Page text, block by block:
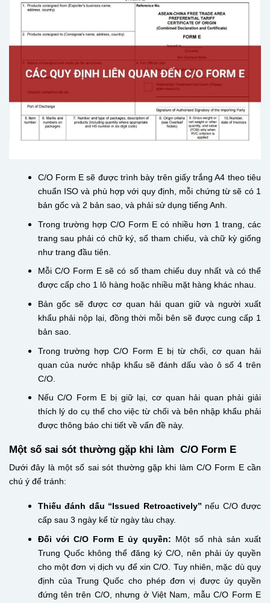
C/O Form E sẽ được trình bày trên giấy trắng A4 theo tiêu
chuẩn ISO và phù hợp với quy định, mỗi chứng từ sẽ có 1
bản gốc và 2 bản sao, và phải sử dụng tiếng Anh.
Trong trường hợp C/O Form E có nhiều hơn 1 trang, các
trang sau phải có chữ ký, số tham chiếu, và chữ kỳ giống
như trang đầu tiên.
Mỗi C/O Form E sẽ có số tham chiếu duy nhất và có thể
được cấp cho 1 lô hàng hoặc nhiều mặt hàng khác nhau.
Bản gốc sẽ được cơ quan hải quan giữ và người xuất
khẩu phải nộp lại, đồng thời mỗi bên sẽ được cung cấp 1
bản sao.
Trong trường hợp C/O Form E bị từ chối, cơ quan hải
quan của nước nhập khẩu sẽ đánh dấu vào ô số 4 trên
C/O.
Nếu C/O Form E bị giữ lại, cơ quan hải quan phải giải
thích lý do cụ thể cho việc từ chối và bên nhập khẩu phải
được thông báo chi tiết về vấn đề này.
Một số sai sót thường gặp khi làm C/O Form E
Dưới đây là một số sai sót thường gặp khi làm C/O Form E cần
chú ý để tránh:
Thiếu đánh dấu “Issued Retroactively” nếu C/O được
cấp sau 3 ngày kể từ ngày tàu chạy.
Đối với C/O Form E ủy quyền: Một số nhà sản xuất
Trung Quốc không thể đăng ký C/O, nên phải ủy quyền
cho một đơn vị dịch vụ để xin C/O. Tuy nhiên, mặc dù quy
định của Trung Quốc cho phép đơn vị được ủy quyền
đứng tên trên C/O, nhưng ở Việt Nam, mẫu C/O Form E